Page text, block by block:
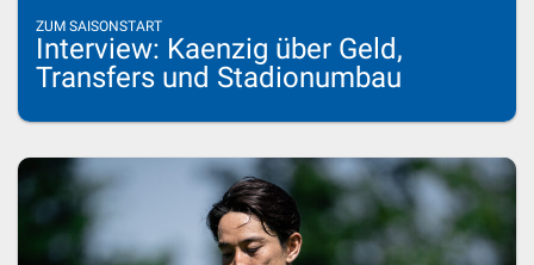
ZUM SAISONSTART
Interview: Kaenzig über Geld,
Transfers und Stadionumbau